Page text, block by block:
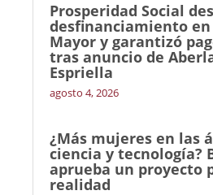
Prosperidad Social
desfinanciamiento en
Mayor y garantizó
tras anuncio de
Espriella
agosto 4, 2026
¿Más mujeres en las
ciencia y tecnología?
aprueba un proyecto
realidad